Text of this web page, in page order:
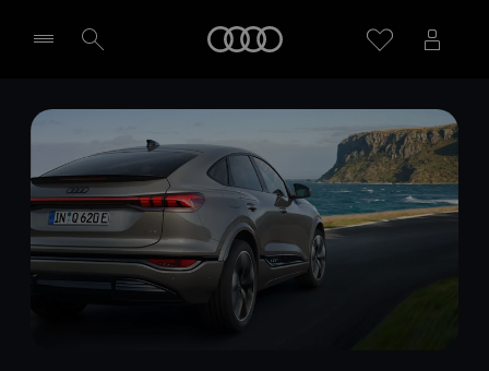
Händler wählen